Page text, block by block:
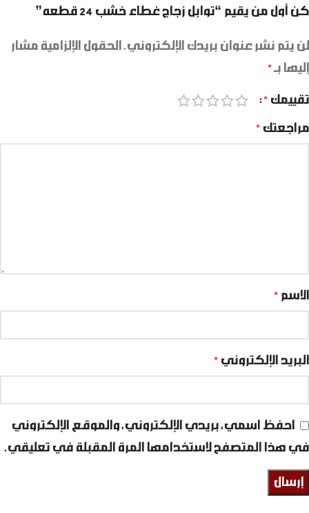
كن أول من يقيم “توابل زجاج غطاء خشب 24 قطعه”
لن يتم نشر عنوان بريدك الإلكتروني. الحقول الإلزامية مشار
إليها بـ *
تقييمك *
مراجعتك *
الاسم *
البريد الإلكتروني *
احفظ اسمي، بريدي الإلكتروني، والموقع الإلكتروني
في هذا المتصفح لاستخدامها المرة المقبلة في تعليقي.